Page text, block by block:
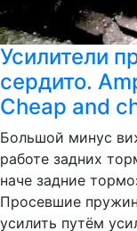
Усилители
сердито.
Cheap and
Большой минус
работе задних
наче задние
Просевшие
усилить путём